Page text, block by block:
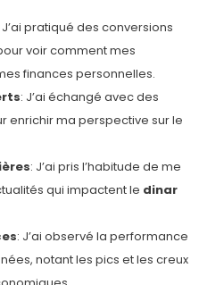
J’ai pratiqué des conversions
voir comment mes
finances personnelles.
: J’ai échangé avec des
enrichir ma perspective sur le
: J’ai pris l’habitude de me
qui impactent le dinar
: J’ai observé la performance
notant les pics et les creux